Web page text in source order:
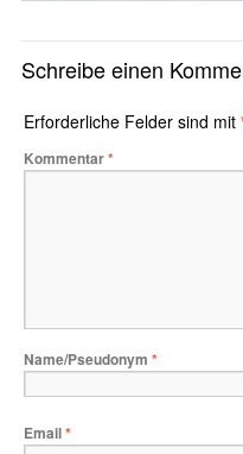
Schreibe einen
Erforderliche Felder sind mit
Kommentar*
Name/Pseudonym *
Email*